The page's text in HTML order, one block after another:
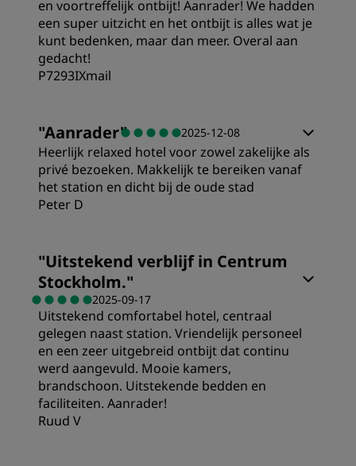
en voortreffelijk ontbijt! Aanrader! We hadden
een super uitzicht en het ontbijt is alles wat je
kunt bedenken, maar dan meer. Overal aan
gedacht!
P7293IXmail
Prijs/kwaliteit
Locatie
Hygiëne
Service
"Aanrader" 2025-12-08
Heerlijk relaxed hotel voor zowel zakelijke als
privé bezoeken. Makkelijk te bereiken vanaf
het station en dicht bij de oude stad
Peter D
Prijs/kwaliteit
Slaapkwaliteit
Locatie
"Uitstekend verblijf in Centrum
Stockholm."
2025-09-17
Uitstekend comfortabel hotel, centraal
gelegen naast station. Vriendelijk personeel
en een zeer uitgebreid ontbijt dat continu
werd aangevuld. Mooie kamers,
brandschoon. Uitstekende bedden en
faciliteiten. Aanrader!
Ruud V